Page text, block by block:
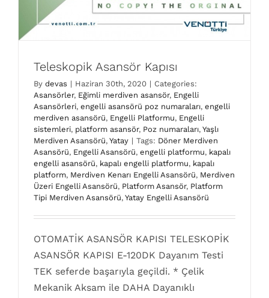
Teleskopik Asansör Kapısı
By devas | Haziran 30th, 2020 | Categories:
Asansörler, Eğimli merdiven asansör, Engelli
Asansörleri, engelli asansörü poz numaraları, engelli
merdiven asansörü, Engelli Platformu, Engelli
sistemleri, platform asansör, Poz numaraları, Yaşlı
Merdiven Asansörü, Yatay | Tags: Döner Merdiven
Asansörü, Engelli Asansörü, engelli platformu, kapalı
engelli asansörü, kapalı engelli platformu, kapalı
platform, Merdiven Kenarı Engelli Asansörü, Merdiven
Üzeri Engelli Asansörü, Platform Asansör, Platform
Tipi Merdiven Asansörü, Yatay Engelli Asansörü
OTOMATİK ASANSÖR KAPISI TELESKOPİK
ASANSÖR KAPISI E-120DK Dayanım Testi
TEK seferde başarıyla geçildi. * Çelik
Mekanik Aksam ile DAHA Dayanıklı
Engelli Asansörü Dwg